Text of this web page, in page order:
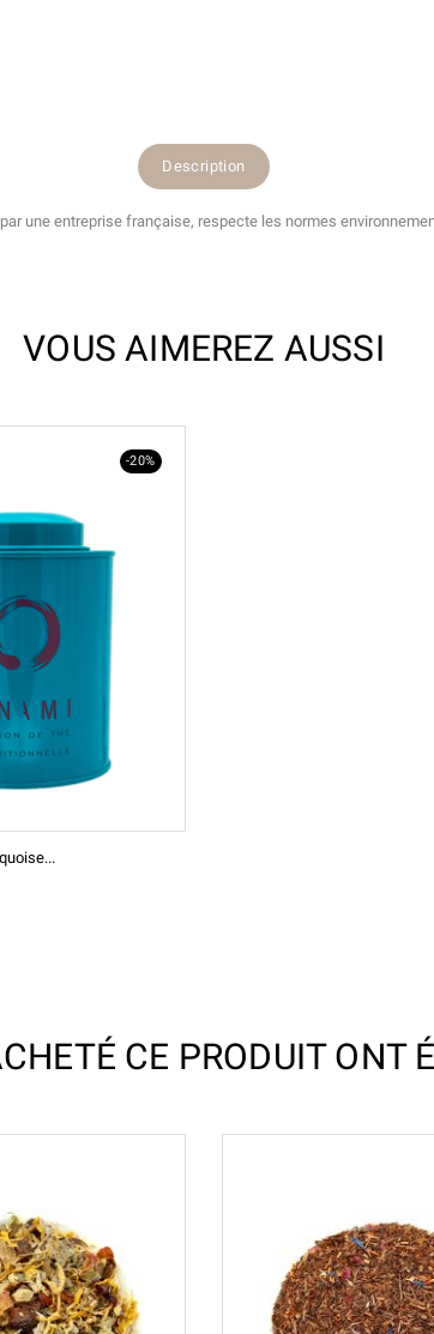
Description
une entreprise française, respecte les normes
VOUS AIMEREZ AUSSI
-20%
CE PRODUIT ONT